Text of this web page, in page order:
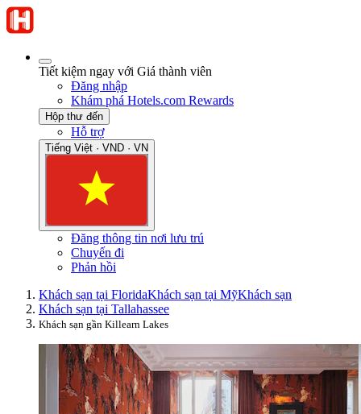
Tiết kiệm ngay với Giá thành viên
Đăng nhập
Khám phá Hotels.com Rewards
Hộp thư đến
Hỗ trợ
Tiếng Việt · VND · VN
Đăng thông tin nơi lưu trú
Chuyến đi
Phản hồi
Khách sạn tại FloridaKhách sạn tại MỹKhách sạn
Khách sạn tại Tallahassee
Khách sạn gần Killearn Lakes